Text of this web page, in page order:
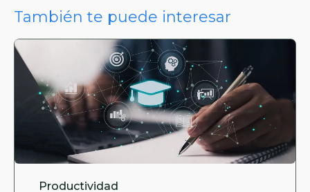
También te puede interesar
Productividad